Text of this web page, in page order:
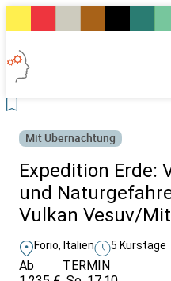
Mit Übernachtung
Expedition Erde:
und
Vulkan Vesuv/
Forio, Italien 5 Kurstage
Ab
TERMIN